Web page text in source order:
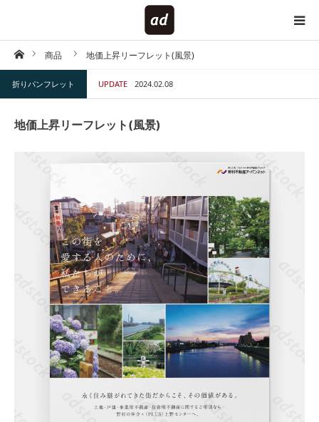
ホーム商品 地価上昇リーフレット(風景)
折りパンフレット UPDATE 2024.02.08
地価上昇リーフレット(風景)
HOME
対象で探す
キーワードで探す
テイストで探す